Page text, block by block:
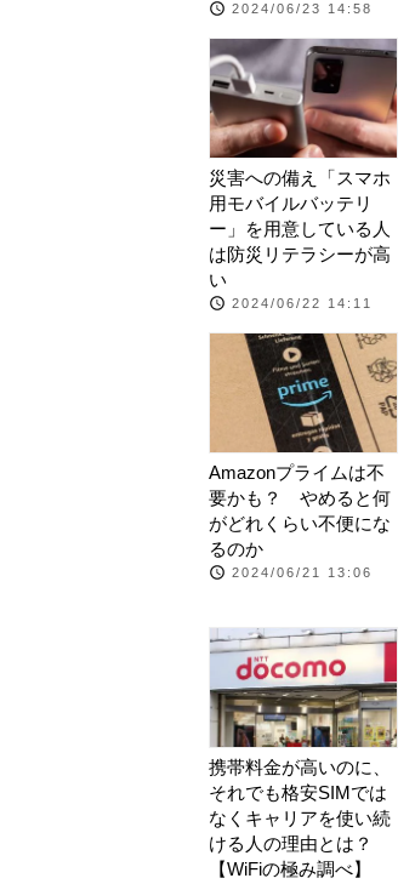
2024/06/23 14:58
災害への備え「スマホ
用モバイルバッテリ
ー」を用意している人
は防災リテラシーが高
い
2024/06/22 14:11
Amazonプライムは不
要かも？ やめると何
がどれくらい不便にな
るのか
2024/06/21 13:06
携帯料金が高いのに、
それでも格安SIMでは
なくキャリアを使い続
ける人の理由とは？
【WiFiの極み調べ】